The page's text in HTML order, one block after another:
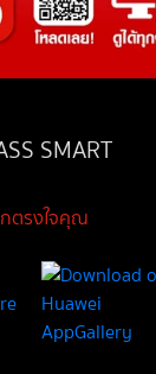
SMART
ตรงใจคุณ